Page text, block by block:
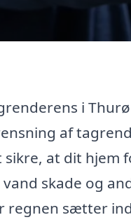
i Thurø
af
sikre, at dit hjem
skade og
regnen sætter